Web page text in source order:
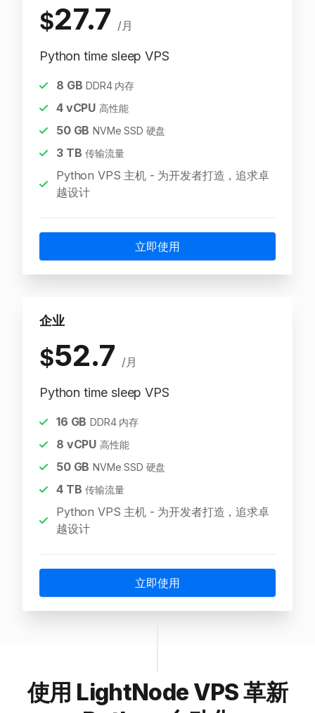
$27.7 /月
Python time sleep VPS
8 GB DDR4 内存
4vCPU 高性能
50GB NVMe SSD 硬盘
3TB 传输流量
Python VPS 主机 - 为开发者打造，追求卓
越设计
立即使用
企业
$52.7 /月
Python time sleep VPS
16 GB DDR4 内存
8 vCPU 高性能
50GB NVMe SSD 硬盘
4TB 传输流量
Python VPS 主机 - 为开发者打造，追求卓
越设计
立即使用
使用 LightNode VPS 革新